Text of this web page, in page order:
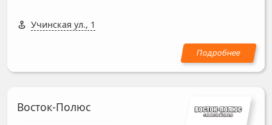
Учинская ул., 1
Восток-Полюс